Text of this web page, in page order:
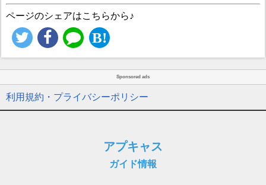
ページのシェアはこちらから♪
Sponsored ads
利用規約・プライバシーポリシー
アプキャス
ガイド情報